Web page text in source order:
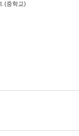
(중학교)